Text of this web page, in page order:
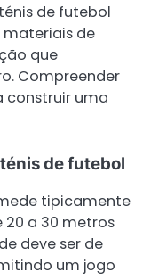
de futebol
materiais de
que
Compreender
construir uma
de futebol
tipicamente
20 a 30 metros
deve ser de
um jogo